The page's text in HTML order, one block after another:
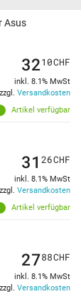
Asus
Artikel verfügbar
3210CHF
inkl. 8.1% MwSt
zzgl. Versandkosten
Artikel verfügbar
31 26CHF
inkl. 8.1% MwSt
zzgl. Versandkosten
2788CHF
inkl. 8.1% MwSt
zzgl. Versandkosten